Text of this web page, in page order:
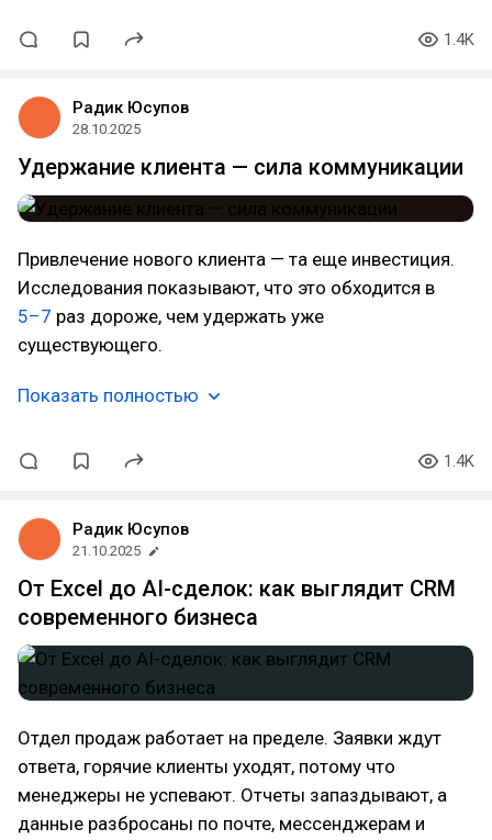
1.4K
Радик Юсупов
28.10.2025
Удержание клиента — сила коммуникации
Привлечение нового клиента — та еще инвестиция.
Исследования показывают, что это обходится в
5–7 раз дороже, чем удержать уже
существующего.
Показать полностью
1.4K
Радик Юсупов
21.10.2025
От Excel до AI-сделок: как выглядит CRM
современного бизнеса
Отдел продаж работает на пределе. Заявки ждут
ответа, горячие клиенты уходят, потому что
менеджеры не успевают. Отчеты запаздывают, а
данные разбросаны по почте, мессенджерам и